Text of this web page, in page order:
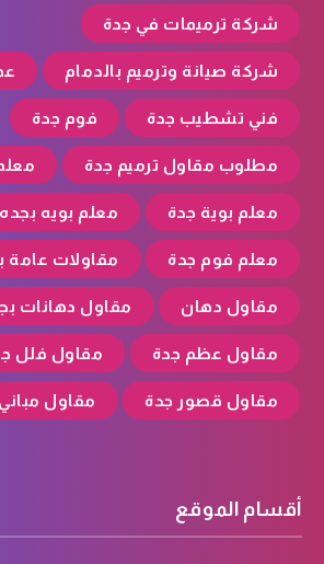
شركة ترميمات في جدة
شركة صيانة وترميم بالدمام
فني تشطيب جدة فوم جدة
مطلوب مقاول ترميم جدة
معلم بوية جدة معلم بويه بجده
معلم فوم جدة مقاولات عامة
مقاول دهان مقاول دهانات
مقاول عظم جدة مقاول فلل
مقاول قصور جدة مقاول
أقسام الموقع